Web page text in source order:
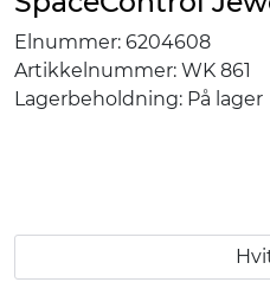
Elnummer: 6204608
Artikkelnummer: WK 861
Lagerbeholdning: På lager